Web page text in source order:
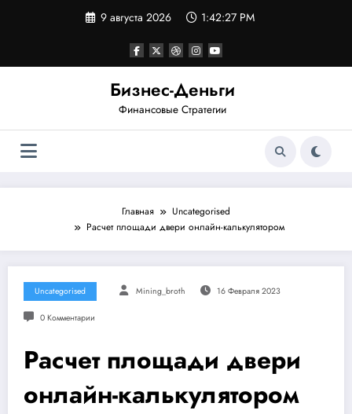
9 августа 2026 1:42:27 PM
Бизнес-Деньги
Финансовые Стратегии
Главная
Uncategorised
Расчет площади двери онлайн-калькулятором
Uncategorised Mining_broth 16 Февраля 2023
0 Комментарии
Расчет площади двери
онлайн-калькулятором